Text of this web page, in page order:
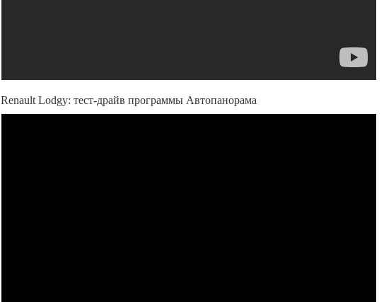
Renault Lodgy: тест-драйв программы Автопанорама